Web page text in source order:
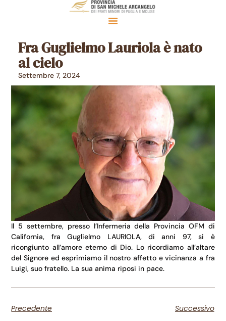
Fra Guglielmo Lauriola è nato
al cielo
Settembre 7, 2024
Il 5 settembre, presso l’Infermeria della Provincia OFM di
California, fra Guglielmo LAURIOLA, di anni 97, si è
ricongiunto all’amore eterno di Dio. Lo ricordiamo all’altare
del Signore ed esprimiamo il nostro affetto e vicinanza a fra
Luigi, suo fratello. La sua anima riposi in pace.
Precedente Successivo